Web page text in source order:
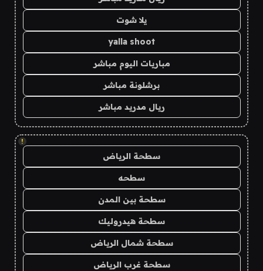
يلا شوت
yalla shoot
مباريات اليوم مباشر
برشلونة مباشر
ريال مدريد مباشر
!
سطحة الرياض
سطحه
سطحة بين المدن
سطحة هيدروليك
سطحة شمال الرياض
سطحة غرب الرياض